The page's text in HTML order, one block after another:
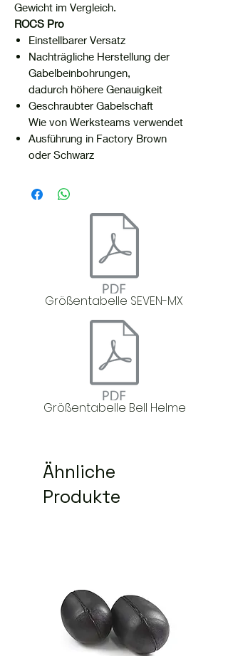
Gewicht im Vergleich.
ROCS Pro
Einstellbarer Versatz
Nachträgliche Herstellung der
Gabelbeinbohrungen,
dadurch höhere Genauigkeit
Geschraubter Gabelschaft
Wie von Werksteams verwendet
Ausführung in Factory Brown
oder Schwarz
Größentabelle SEVEN-MX
Größentabelle Bell Helme
Ähnliche
Produkte